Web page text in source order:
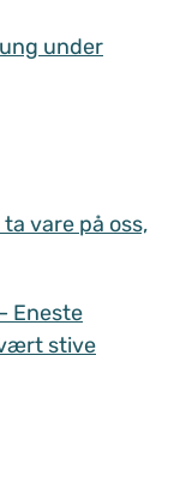
ung under
vare på oss,
Eneste
stive